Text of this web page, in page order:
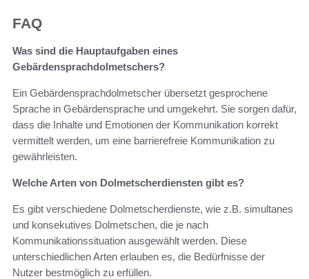
FAQ
Was sind die Hauptaufgaben eines
Gebärdensprachdolmetschers?
Ein Gebärdensprachdolmetscher übersetzt gesprochene
Sprache in Gebärdensprache und umgekehrt. Sie sorgen dafür,
dass die Inhalte und Emotionen der Kommunikation korrekt
vermittelt werden, um eine barrierefreie Kommunikation zu
gewährleisten.
Welche Arten von Dolmetscherdiensten gibt es?
Es gibt verschiedene Dolmetscherdienste, wie z.B. simultanes
und konsekutives Dolmetschen, die je nach
Kommunikationssituation ausgewählt werden. Diese
unterschiedlichen Arten erlauben es, die Bedürfnisse der
Nutzer bestmöglich zu erfüllen.